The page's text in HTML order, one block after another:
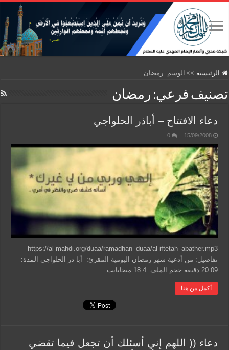
الرئيسية >> الوسم: رمضان
تصنيف فرعي: رمضان
دعاء الافتتاح – أباذر الحلواجي
15/09/2008
0
https://al-mahdi.org/duaa/ramadhan_duaa/al-iftetah_abather.mp3
تفاصيل: من أدعية شهر رمضان اليومية المقرئ: أبا ذر الحلواجي المدة:
20:09 دقيقة حجم الملف: 18.4 ميجابايت
أكمل من هنا
دعاء (( اللهم إني أسئلك أن تجعل فيما تقضي